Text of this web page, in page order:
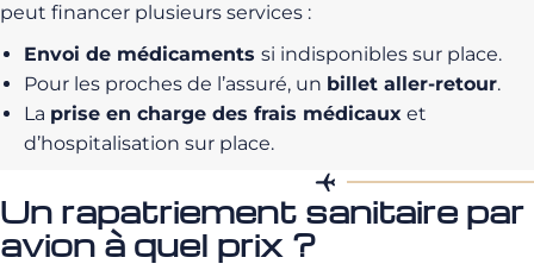
peut financer plusieurs services :
Envoi de médicaments si indisponibles sur place.
Pour les proches de l’assuré, un billet aller-retour.
La prise en charge des frais médicaux et
d’hospitalisation sur place.
Un rapatriement sanitaire par
avion à quel prix ?